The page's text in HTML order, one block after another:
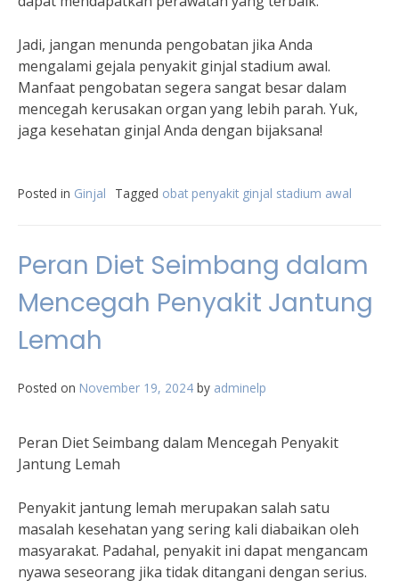
Jadi, jangan menunda pengobatan jika Anda
mengalami gejala penyakit ginjal stadium awal.
Manfaat pengobatan segera sangat besar dalam
mencegah kerusakan organ yang lebih parah. Yuk,
jaga kesehatan ginjal Anda dengan bijaksana!
Posted in Ginjal Tagged obat penyakit ginjal stadium awal
Peran Diet Seimbang dalam
Mencegah Penyakit Jantung
Lemah
Posted on November 19, 2024 by adminelp
Peran Diet Seimbang dalam Mencegah Penyakit
Jantung Lemah
Penyakit jantung lemah merupakan salah satu
masalah kesehatan yang sering kali diabaikan oleh
masyarakat. Padahal, penyakit ini dapat mengancam
nyawa seseorang jika tidak ditangani dengan serius.